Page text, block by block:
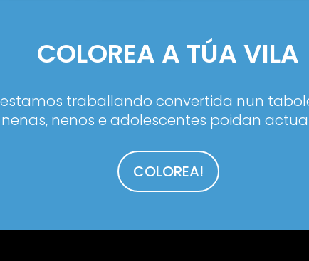
COLOREA A TÚA VILA
traballando convertida nun
nenos e adolescentes poidan
COLOREA!